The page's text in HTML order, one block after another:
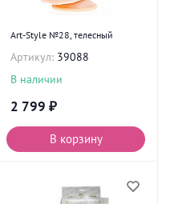
Art-Style №28, телесный
Артикул: 39088
В наличии
2 799 ₽
В корзину